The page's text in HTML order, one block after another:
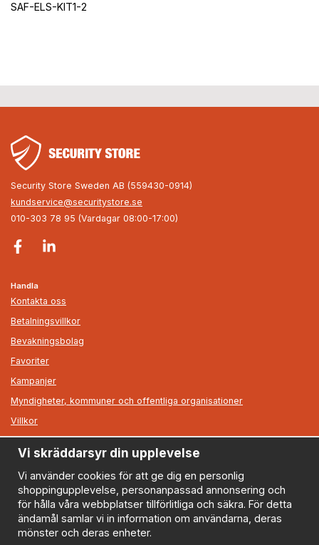
SAF-ELS-KIT1-2
Security Store Sweden AB (559430-0914)
kundservice@securitystore.se
010-303 78 95 (Vardagar 08:00-17:00)
Handla
Kontakta oss
Betalningsvillkor
Bevakningsbolag
Favoriter
Kampanjer
Myndigheter, kommuner och offentliga organisationer
Villkor
Information
Om oss
Nyheter
Nyhetsbrev
Logga in
Vi skräddarsyr din upplevelse
Vi använder cookies för att ge dig en personlig
shoppingupplevelse, personanpassad annonsering och
för hålla våra webbplatser tillförlitliga och säkra. För detta
ändamål samlar vi in information om användarna, deras
mönster och deras enheter.